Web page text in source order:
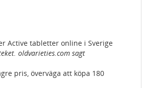
Active tabletter online i Sverige
oldvarieties.com sagt
pris, överväga att köpa 180